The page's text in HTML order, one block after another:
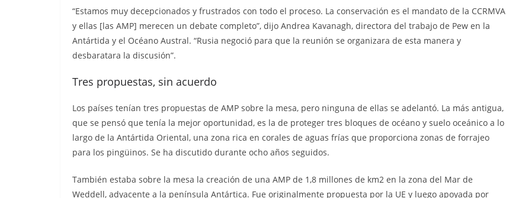
“Estamos muy decepcionados y frustrados con todo el proceso. La conservación es el mandato de la CCRMVA
y ellas [las AMP] merecen un debate completo”, dijo Andrea Kavanagh, directora del trabajo de Pew en la
Antártida y el Océano Austral. “Rusia negoció para que la reunión se organizara de esta manera y
desbaratara la discusión”.
Tres propuestas, sin acuerdo
Los países tenían tres propuestas de AMP sobre la mesa, pero ninguna de ellas se adelantó. La más antigua,
que se pensó que tenía la mejor oportunidad, es la de proteger tres bloques de océano y suelo oceánico a lo
largo de la Antártida Oriental, una zona rica en corales de aguas frías que proporciona zonas de forrajeo
para los pingüinos. Se ha discutido durante ocho años seguidos.
También estaba sobre la mesa la creación de una AMP de 1,8 millones de km2 en la zona del Mar de
Weddell, adyacente a la península Antártica. Fue originalmente propuesta por la UE y luego apoyada por